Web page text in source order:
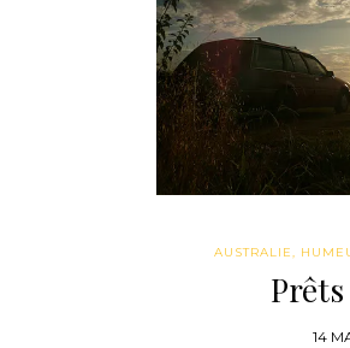
AUSTRALIE,
14